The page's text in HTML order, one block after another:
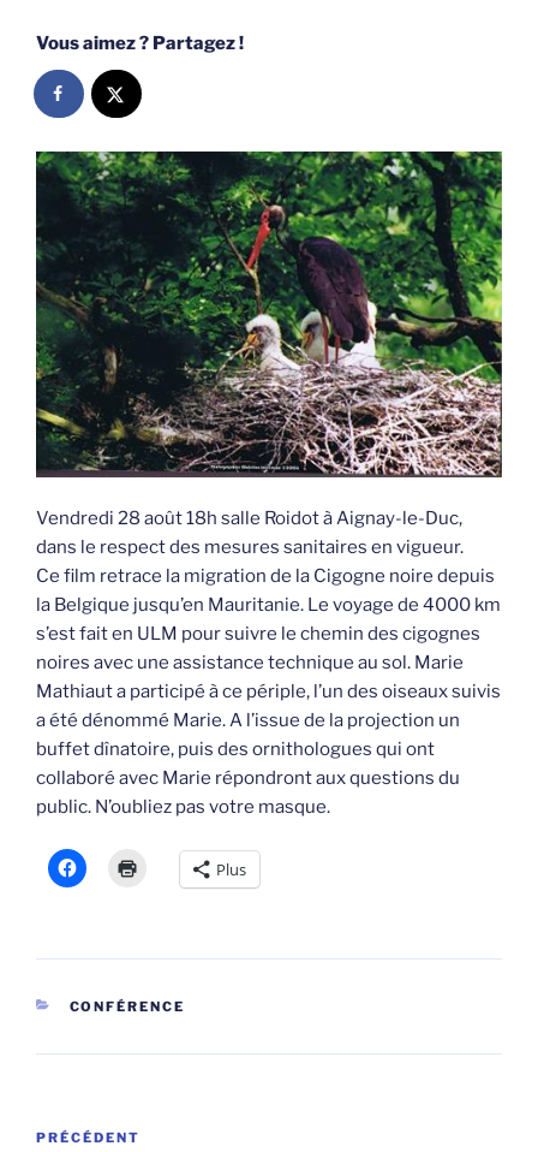
Vous aimez ? Partagez !
Vendredi 28 août 18h salle Roidot à Aignay-le-Duc,
dans le respect des mesures sanitaires en vigueur.
Ce film retrace la migration de la Cigogne noire depuis
la Belgique jusqu’en Mauritanie. Le voyage de 4000 km
s’est fait en ULM pour suivre le chemin des cigognes
noires avec une assistance technique au sol. Marie
Mathiaut a participé à ce périple, l’un des oiseaux suivis
a été dénommé Marie. A l’issue de la projection un
buffet dînatoire, puis des ornithologues qui ont
collaboré avec Marie répondront aux questions du
public. N’oubliez pas votre masque.
Plus
CATÉGORIES
CONFÉRENCE
Navigation
Article
PRÉCÉDENT